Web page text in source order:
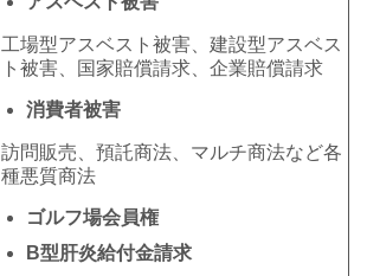
​工場型アスベスト被害、建設型アスベス
ト被害、国家賠償請求、企業賠償請求
消費者被害
訪問販売、預託商法、マルチ商法など各
種悪質商法
ゴルフ場会員権
B型肝炎給付金請求